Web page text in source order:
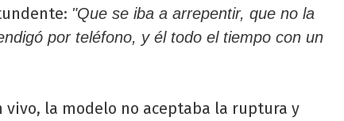
"Que se iba a arrepentir, que no la
por teléfono, y él todo el tiempo con un
vivo, la modelo no aceptaba la ruptura y